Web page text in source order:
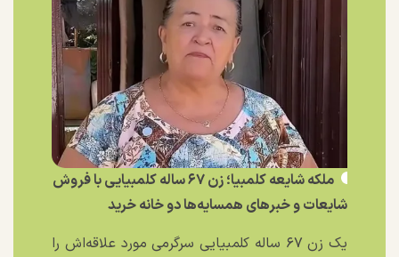
ملکه شایعه کلمبیا؛ زن ۶۷ ساله کلمبیایی با فروش
شایعات و خبر‌های همسایه‌ها دو خانه خرید
یک زن ۶۷ ساله کلمبیایی سرگرمی مورد علاقه‌اش را